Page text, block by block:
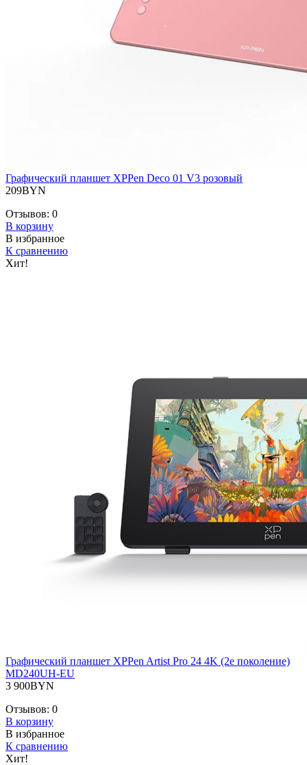
Графический планшет XPPen Deco 01 V3 розовый
209BYN
Отзывов: 0
В корзину
В избранное
К сравнению
Хит!
Графический планшет XPPen Artist Pro 24 4K (2е поколение)
MD240UH-EU
3 900BYN
Отзывов: 0
В корзину
В избранное
К сравнению
Хит!